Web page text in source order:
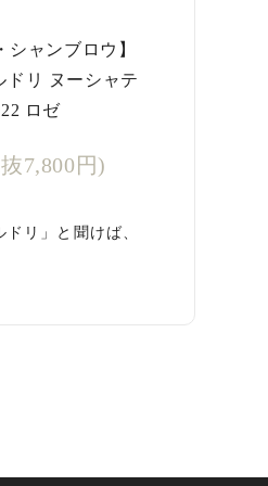
シャンブロウ】
ドリ ヌーシャテ
ロゼ
7,800円)
ドリ」と聞けば、